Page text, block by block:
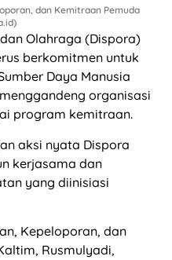
dan Kemitraan Pemuda
dan Olahraga (Dispora)
berkomitmen untuk
Daya Manusia
organisasi
program kemitraan.
aksi nyata Dispora
kerjasama dan
yang diinisiasi
Kepeloporan, dan
Rusmulyadi,